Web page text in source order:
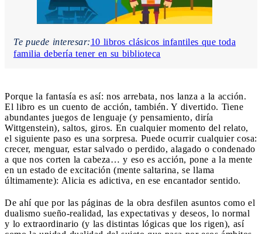
Te puede interesar:10 libros clásicos infantiles que toda
familia debería tener en su biblioteca
Porque la fantasía es así: nos arrebata, nos lanza a la acción.
El libro es un cuento de acción, también. Y divertido. Tiene
abundantes juegos de lenguaje (y pensamiento, diría
Wittgenstein), saltos, giros. En cualquier momento del relato,
el siguiente paso es una sorpresa. Puede ocurrir cualquier cosa:
crecer, menguar, estar salvado o perdido, alagado o condenado
a que nos corten la cabeza… y eso es acción, pone a la mente
en un estado de excitación (mente saltarina, se llama
últimamente): Alicia es adictiva, en ese encantador sentido.
De ahí que por las páginas de la obra desfilen asuntos como el
dualismo sueño-realidad, las expectativas y deseos, lo normal
y lo extraordinario (y las distintas lógicas que los rigen), así